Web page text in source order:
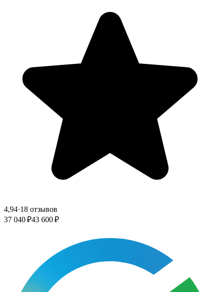
4,94·18 отзывов
37 040 ₽43 600 ₽